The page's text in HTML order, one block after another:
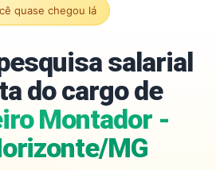
quase chegou lá
salarial
do cargo de
Montador -
MG